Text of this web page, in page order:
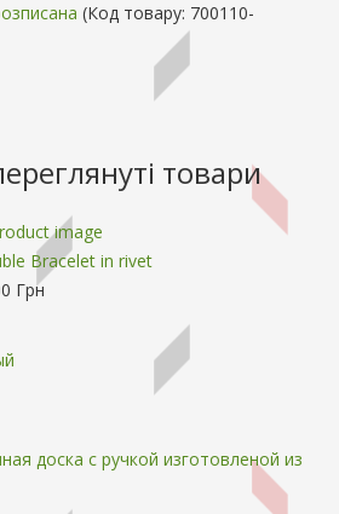
(Код товару: 700110-
товари
Bracelet in rivet
Грн
доска с ручкой изготовленой из